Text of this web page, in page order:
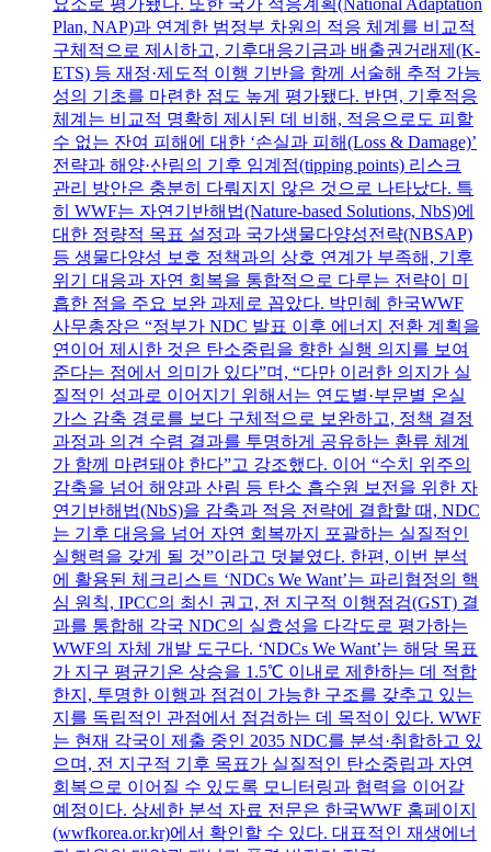
요소로 평가됐다. 또한 국가 적응계획(National Adaptation
Plan, NAP)과 연계한 범정부 차원의 적응 체계를 비교적
구체적으로 제시하고, 기후대응기금과 배출권거래제(K-
ETS) 등 재정·제도적 이행 기반을 함께 서술해 추적 가능
성의 기초를 마련한 점도 높게 평가됐다. 반면, 기후적응
체계는 비교적 명확히 제시된 데 비해, 적응으로도 피할
수 없는 잔여 피해에 대한 ‘손실과 피해(Loss & Damage)’
전략과 해양·산림의 기후 임계점(tipping points) 리스크
관리 방안은 충분히 다뤄지지 않은 것으로 나타났다. 특
히 WWF는 자연기반해법(Nature-based Solutions, NbS)에
대한 정량적 목표 설정과 국가생물다양성전략(NBSAP)
등 생물다양성 보호 정책과의 상호 연계가 부족해, 기후
위기 대응과 자연 회복을 통합적으로 다루는 전략이 미
흡한 점을 주요 보완 과제로 꼽았다. 박민혜 한국WWF
사무총장은 “정부가 NDC 발표 이후 에너지 전환 계획을
연이어 제시한 것은 탄소중립을 향한 실행 의지를 보여
준다는 점에서 의미가 있다”며, “다만 이러한 의지가 실
질적인 성과로 이어지기 위해서는 연도별·부문별 온실
가스 감축 경로를 보다 구체적으로 보완하고, 정책 결정
과정과 의견 수렴 결과를 투명하게 공유하는 환류 체계
가 함께 마련돼야 한다”고 강조했다. 이어 “수치 위주의
감축을 넘어 해양과 산림 등 탄소 흡수원 보전을 위한 자
연기반해법(NbS)을 감축과 적응 전략에 결합할 때, NDC
는 기후 대응을 넘어 자연 회복까지 포괄하는 실질적인
실행력을 갖게 될 것”이라고 덧붙였다. 한편, 이번 분석
에 활용된 체크리스트 ‘NDCs We Want’는 파리협정의 핵
심 원칙, IPCC의 최신 권고, 전 지구적 이행점검(GST) 결
과를 통합해 각국 NDC의 실효성을 다각도로 평가하는
WWF의 자체 개발 도구다. ‘NDCs We Want’는 해당 목표
가 지구 평균기온 상승을 1.5℃ 이내로 제한하는 데 적합
한지, 투명한 이행과 점검이 가능한 구조를 갖추고 있는
지를 독립적인 관점에서 점검하는 데 목적이 있다. WWF
는 현재 각국이 제출 중인 2035 NDC를 분석·취합하고 있
으며, 전 지구적 기후 목표가 실질적인 탄소중립과 자연
회복으로 이어질 수 있도록 모니터링과 협력을 이어갈
예정이다. 상세한 분석 자료 전문은 한국WWF 홈페이지
(wwfkorea.or.kr)에서 확인할 수 있다. 대표적인 재생에너